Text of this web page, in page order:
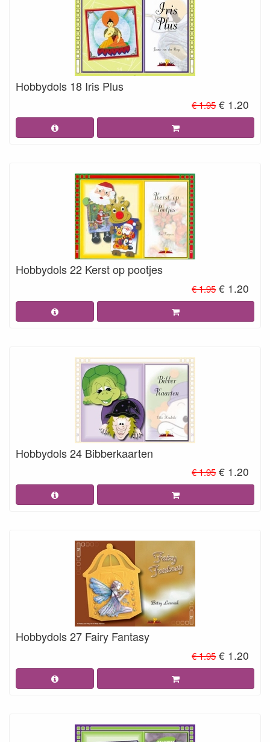
Hobbydols 18 Iris Plus
€ 1.95 € 1.20
Hobbydols 22 Kerst op pootjes
€ 1.95 € 1.20
Hobbydols 24 Bibberkaarten
€ 1.95 € 1.20
Hobbydols 27 Fairy Fantasy
€ 1.95 € 1.20